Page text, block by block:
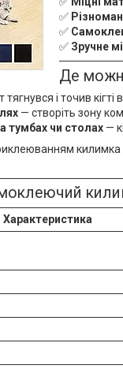
✅
✅
✅ Зручне
Де
тягнувся і точив кігті
— створіть зону
тумбах чи столах —
килимка
Характеристика